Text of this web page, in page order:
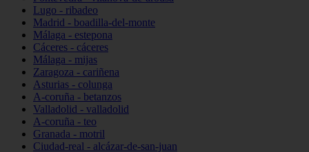
Lugo - ribadeo
Madrid - boadilla-del-monte
Málaga - estepona
Cáceres - cáceres
Málaga - mijas
Zaragoza - cariñena
Asturias - colunga
A-coruña - betanzos
Valladolid - valladolid
A-coruña - teo
Granada - motril
Ciudad-real - alcázar-de-san-juan